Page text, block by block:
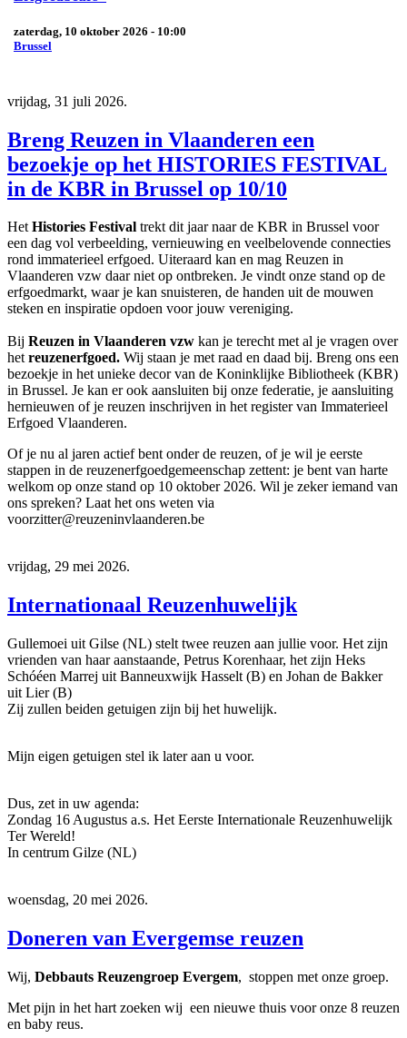
zaterdag, 10 oktober 2026 - 10:00
Brussel
vrijdag, 31 juli 2026.
Breng Reuzen in Vlaanderen een
bezoekje op het HISTORIES FESTIVAL
in de KBR in Brussel op 10/10
HetHistories Festival trekt dit jaar naar de KBR in Brussel voor
een dag vol verbeelding, vernieuwing en veelbelovende connecties
rond immaterieel erfgoed. Uiteraard kan en mag Reuzen in
Vlaanderen vzw daar niet op ontbreken. Je vindt onze stand op de
erfgoedmarkt, waar je kan snuisteren, de handen uit de mouwen
steken en inspiratie opdoen voor jouw vereniging.
Bij Reuzen in Vlaanderen vzw kan je terecht met al je vragen over
hetreuzenerfgoed. Wij staan je met raad en daad bij. Breng ons een
bezoekje in het unieke decor van de Koninklijke Bibliotheek (KBR)
in Brussel. Je kan er ook aansluiten bij onze federatie, je aansluiting
hernieuwen of je reuzen inschrijven in het register van Immaterieel
Erfgoed Vlaanderen.
Of je nu al jaren actief bent onder de reuzen, of je wil je eerste
stappen in de reuzenerfgoedgemeenschap zettent: je bent van harte
welkom op onze stand op 10 oktober 2026. Wil je zeker iemand van
ons spreken? Laat het ons weten via
voorzitter@reuzeninvlaanderen.be
vrijdag, 29 mei 2026.
Internationaal Reuzenhuwelijk
Gullemoei uit Gilse (NL) stelt twee reuzen aan jullie voor. Het zijn
vrienden van haar aanstaande, Petrus Korenhaar, het zijn Heks
Schóéen Marrej uit Banneuxwijk Hasselt (B) en Johan de Bakker
uit Lier (B)
Zij zullen beiden getuigen zijn bij het huwelijk.
Mijn eigen getuigen stel ik later aan u voor.
Dus, zet in uw agenda:
Zondag 16 Augustus a.s. Het Eerste Internationale Reuzenhuwelijk
Ter Wereld!
In centrum Gilze (NL)
woensdag, 20 mei 2026.
Doneren van Evergemse reuzen
Wij, Debbauts Reuzengroep Evergem, stoppen met onze groep.
Met pijn in het hart zoeken wij een nieuwe thuis voor onze 8 reuzen
en baby reus.